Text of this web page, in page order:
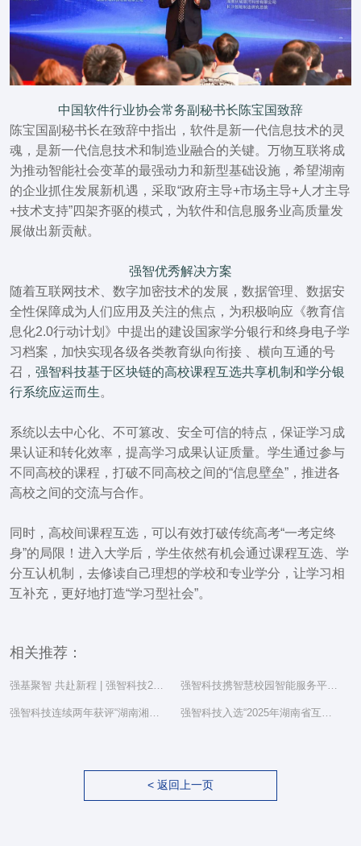
中国软件行业协会常务副秘书长陈宝国致辞
陈宝国副秘书长在致辞中指出，软件是新一代信息技术的灵
魂，是新一代信息技术和制造业融合的关键。万物互联将成
为推动智能社会变革的最强动力和新型基础设施，希望湖南
的企业抓住发展新机遇，采取“政府主导+市场主导+人才主导
+技术支持”四架齐驱的模式，为软件和信息服务业高质量发
展做出新贡献。
强智优秀解决方案
随着互联网技术、数字加密技术的发展，数据管理、数据安
全性保障成为人们应用及关注的焦点，为积极响应《教育信
息化2.0行动计划》中提出的建设国家学分银行和终身电子学
习档案，加快实现各级各类教育纵向衔接 、横向互通的号
召， 强智科技基于区块链的高校课程互选共享机制和学分银
行系统应运而生。
系统以去中心化、不可篡改、安全可信的特点，保证学习成
果认证和转化效率，提高学习成果认证质量。学生通过参与
不同高校的课程，打破不同高校之间的“信息壁垒”，推进各
高校之间的交流与合作。
同时，高校间课程互选，可以有效打破传统高考“一考定终
身”的局限！进入大学后，学生依然有机会通过课程互选、学
分互认机制，去修读自己理想的学校和专业学分，让学习相
互补充，更好地打造“学习型社会”。
相关推荐：
强基聚智 共赴新程 | 强智科技2025年度总结表彰大会隆重举行 强智科技携智慧校园智能服务平台亮相湖南省教育信息化工作研讨会
强智科技连续两年获评“湖南湘江新区民营企业社会责任百强” 强智科技入选“2025年湖南省互联网综合实力前三十家企业”
< 返回上一页